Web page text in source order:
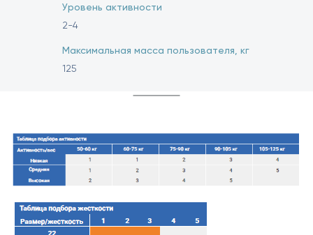
Уровень активности
2-4
Максимальная масса пользователя, кг
125